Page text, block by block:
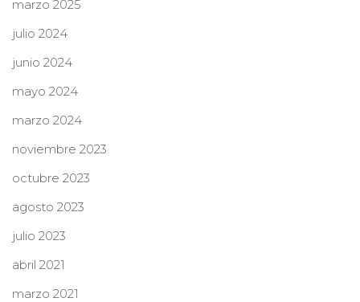
marzo 2025
julio 2024
junio 2024
mayo 2024
marzo 2024
noviembre 2023
octubre 2023
agosto 2023
julio 2023
abril 2021
marzo 2021